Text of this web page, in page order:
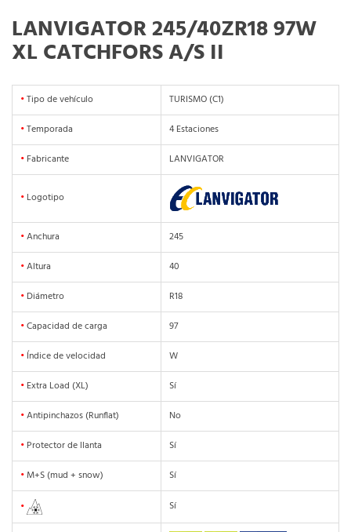
LANVIGATOR 245/40ZR18 97W
XL CATCHFORS A/S II
•Tipo de vehículo
TURISMO (C1)
•Temporada
4 Estaciones
• Fabricante LANVIGATOR
• Logotipo
•Anchura
245
•Altura
40
• Diámetro
R18
•Capacidad de carga
97
• Índice de velocidad
W
• Extra Load (XL)
Sí
•Antipinchazos (Runflat)
No
• Protector de llanta
Sí
• M+S (mud + snow) Sí
• Sí